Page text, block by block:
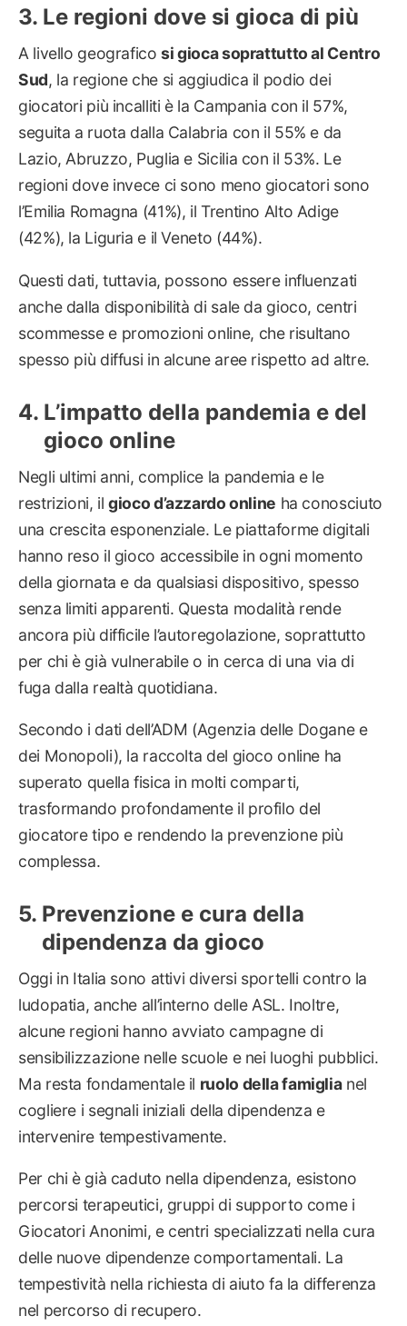
Le regioni dove si gioca di più
A livello geograficosi gioca soprattutto al Centro
Sud, la regione che si aggiudica il podio dei
giocatori più incalliti è la Campania con il 57%,
seguita a ruota dalla Calabria con il 55% e da
Lazio, Abruzzo, Puglia e Sicilia con il 53%. Le
regioni dove invece ci sono meno giocatori sono
l’Emilia Romagna (41%), il Trentino Alto Adige
(42%), la Liguria e il Veneto (44%).
Questi dati, tuttavia, possono essere influenzati
anche dalla disponibilità di sale da gioco, centri
scommesse e promozioni online, che risultano
spesso più diffusi in alcune aree rispetto ad altre.
L’impatto della pandemia e del
gioco online
Negli ultimi anni, complice la pandemia e le
restrizioni, ilgioco d’azzardo online ha conosciuto
una crescita esponenziale. Le piattaforme digitali
hanno reso il gioco accessibile in ogni momento
della giornata e da qualsiasi dispositivo, spesso
senza limiti apparenti. Questa modalità rende
ancora più difficile l’autoregolazione, soprattutto
per chi è già vulnerabile o in cerca di una via di
fuga dalla realtà quotidiana.
Secondo i dati dell’ADM (Agenzia delle Dogane e
dei Monopoli), la raccolta del gioco online ha
superato quella fisica in molti comparti,
trasformando profondamente il profilo del
giocatore tipo e rendendo la prevenzione più
complessa.
Prevenzione e cura della
dipendenza da gioco
Oggi in Italia sono attivi diversi sportelli contro la
ludopatia, anche all’interno delle ASL. Inoltre,
alcune regioni hanno avviato campagne di
sensibilizzazione nelle scuole e nei luoghi pubblici.
Ma resta fondamentale il ruolo della famiglianel
cogliere i segnali iniziali della dipendenza e
intervenire tempestivamente.
Per chi è già caduto nella dipendenza, esistono
percorsi terapeutici, gruppi di supporto come i
Giocatori Anonimi, e centri specializzati nella cura
delle nuove dipendenze comportamentali. La
tempestività nella richiesta di aiuto fa la differenza
nel percorso di recupero.